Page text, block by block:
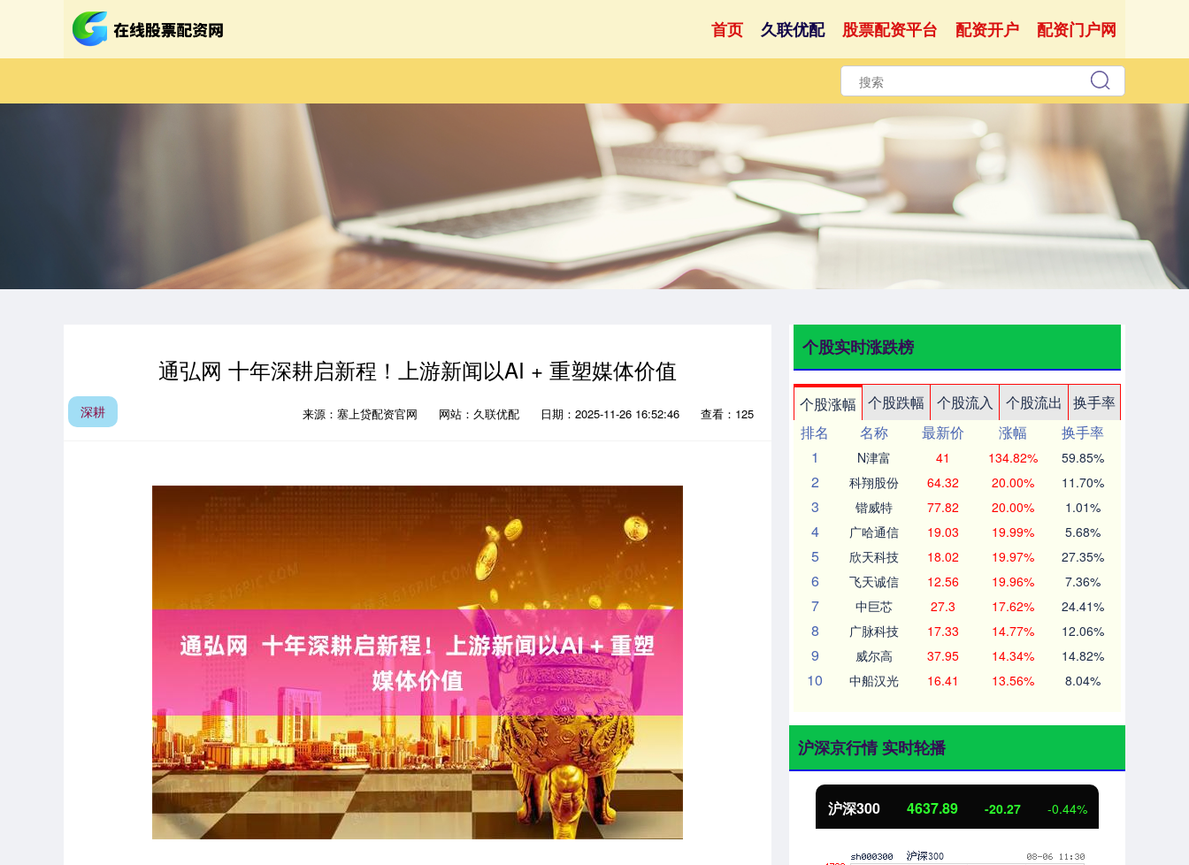
首页 久联优配 股票配资平台 配资开户 配资门户网
通弘网 十年深耕启新程！上游新闻以AI + 重塑媒体价值
深耕 来源：塞上贷配资官网 网站：久联优配 日期：2025-11-26 16:52:46 查看：125
个股实时涨跌榜
个股涨幅 个股跌幅 个股流入 个股流出
换手率
排名
名称 最新价 涨幅
换手率
1
N津富 41 134.82% 59.85%
2 科翔股份 64.32 20.00% 11.70%
3 锴威特 77.82 20.00% 1.01%
4 广哈通信 19.03 19.99% 5.68%
5 欣天科技 18.02 19.97% 27.35%
6 飞天诚信 12.56 19.96% 7.36%
7 中巨芯 27.3 17.62% 24.41%
8 广脉科技 17.33 14.77% 12.06%
9 威尔高 37.95 14.34% 14.82%
10 中船汉光 16.41 13.56% 8.04%
沪深京行情 实时轮播
深证成指 14070.78 -73.43 -0.52% 沪深300 4637.89 -20.27 北证50 1115.17 -4.29 -0.38%